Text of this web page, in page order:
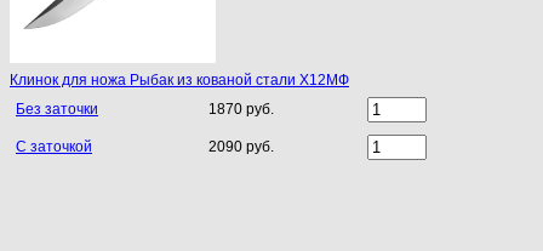
Клинок для ножа Рыбак из кованой стали Х12МФ
Без заточки
1870 руб.
С заточкой 2090 руб.